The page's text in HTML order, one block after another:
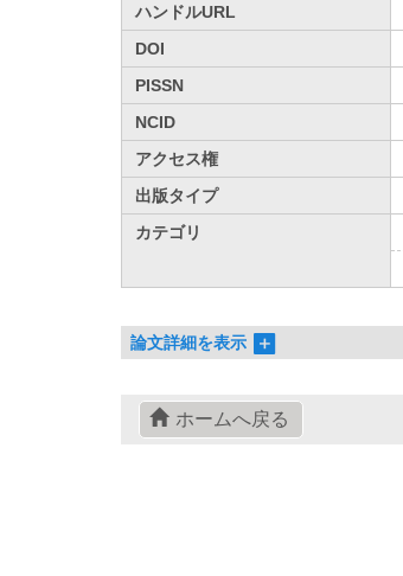
ハンドルURL
DOI
PISSN
NCID
アクセス権
出版タイプ
カテゴリ
論文詳細を表示
ホームへ戻る